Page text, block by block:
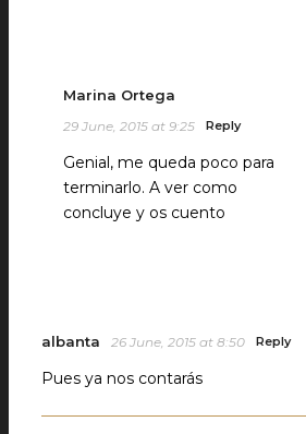
Marina Ortega
29 June, 2015 at 9:25 Reply
Genial, me queda poco para
terminarlo. A ver como
concluye y os cuento
albanta 26 June, 2015 at 8:50 Reply
Pues ya nos contarás